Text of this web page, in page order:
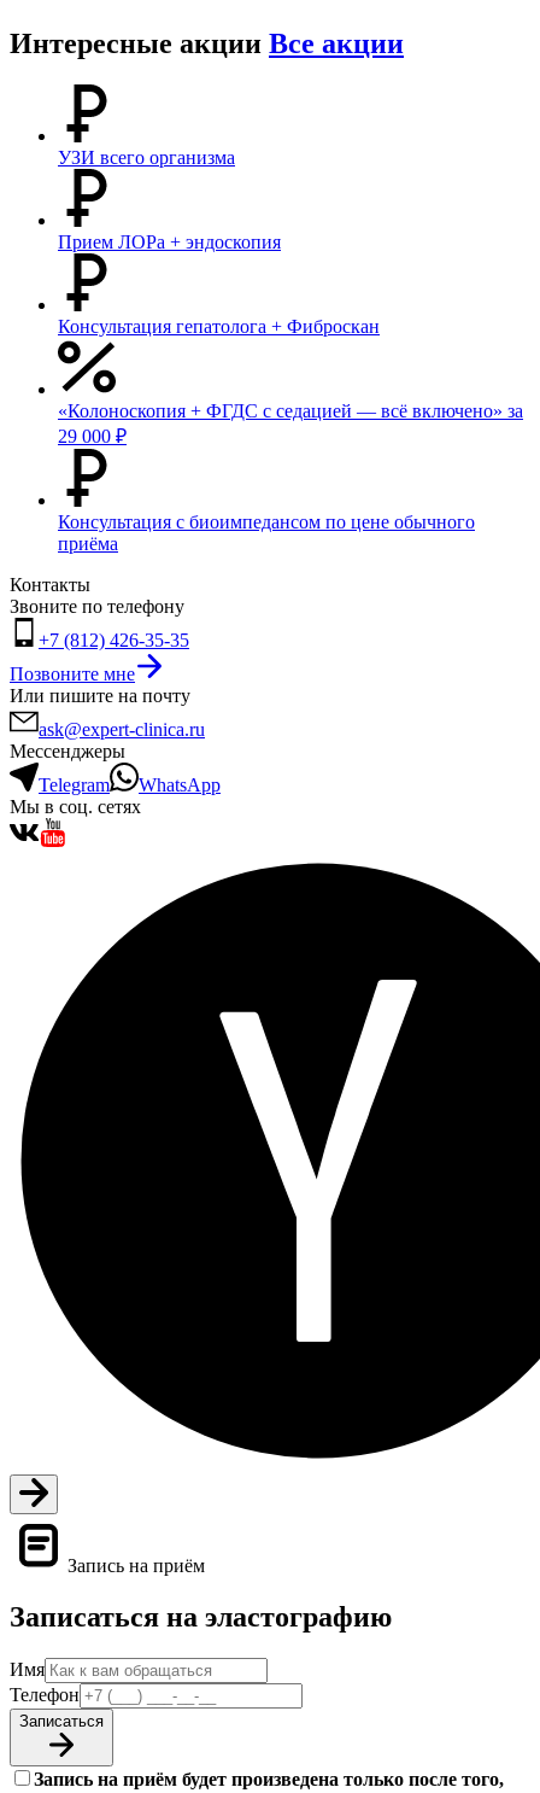
Интересные акции Все акции
УЗИ всего организма
Прием ЛОРа + эндоскопия
Консультация гепатолога + Фиброскан
«Колоноскопия + ФГДС с седацией — всё включено» за
29 000 ₽
Консультация с биоимпедансом по цене обычного
приёма
Контакты
Звоните по телефону
+7 (812) 426-35-35
Позвоните мне
Или пишите на почту
ask@expert-clinica.ru
Мессенджеры
Telegram
WhatsApp
Мы в соц. сетях
Запись на приём
Записаться на эластографию
Имя
Телефон
Записаться
Запись на приём будет произведена только после того,